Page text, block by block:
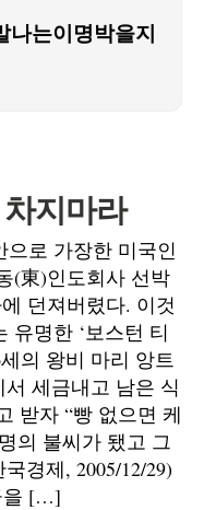
나는이명박을지
지마라
으로 가장한 미국인
(東)인도회사 선박
던져버렸다. 이것
유명한 ‘보스턴 티
의 왕비 마리 앙트
세금내고 남은 식
받자 “빵 없으면 케
의 불씨가 됐고 그
경제, 2005/12/29)
을 […]